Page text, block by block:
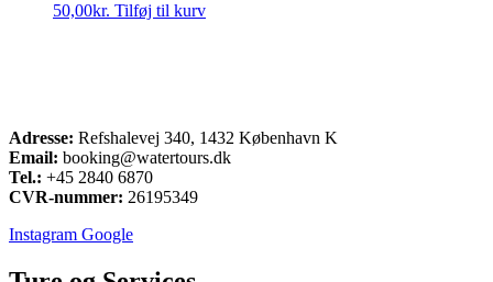
50,00kr. Tilføj til kurv
Adresse: Refshalevej 340, 1432 København K
Email: booking@watertours.dk
Tel.: +45 2840 6870
CVR-nummer: 26195349
Instagram Google